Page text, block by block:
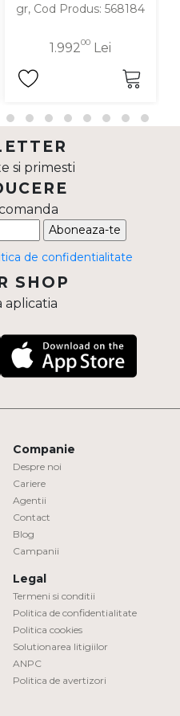
gr, Cod Produs: 568184
1.99200Lei
si primesti
Aboneaza-te
de confidentialitate
SHOP
aplicatia
Companie
Despre noi
Cariere
Agentii
Contact
Blog
Campanii
Legal
Termeni si conditii
Politica de confidentialitate
Politica cookies
Solutionarea litigiilor
ANPC
Politica de avertizori